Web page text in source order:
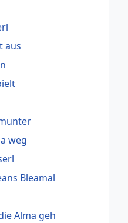
aus
weg
Bleamal
Alma geh